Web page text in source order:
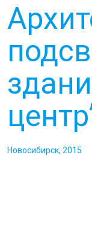
Новосибирск, 2015